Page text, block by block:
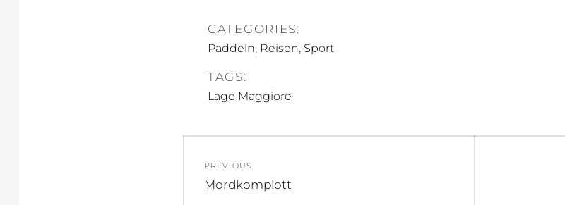
CATEGORIES:
Paddeln, Reisen, Sport
TAGS:
Lago Maggiore
PREVIOUS
Previous
Mordkomplott